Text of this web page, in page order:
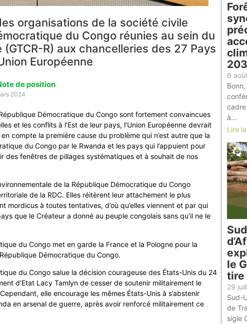
organisations de la société civile
du Congo réunies au sein du
R) aux chancelleries des 27 Pays
Européenne
de position
2024
Démocratique du Congo sont fortement convaincues
et les conflits à l’Est de leur pays, l’Union Européenne devrait
compte la première cause du problème qui n’est autre que la
du Congo par le Rwanda et les pays qui l’appuient pour
des fenêtres de pillages systématiques et à souhait de nos
de la République Démocratique du Congo
de la RDC. Elles réitèrent leur attachement le plus
mordicus à toutes tentatives, d’où qu’elles viennent et par qui
que le Créateur a donné au peuple congolais sans qu’il ne le
du Congo met en garde la France et la Pologne pour la
Démocratique du Congo.
du Congo salue la décision courageuse des États-Unis du 24
d’Etat Lacy Tamlyn de cesser de soutenir militairement le
elle encourage les mêmes États-Unis à s’abstenir
en arsenal de guerre, après avoir renforcé militairement ce
6
cadre
à...
Lire
le
tire
29
Sud-
de
sigle